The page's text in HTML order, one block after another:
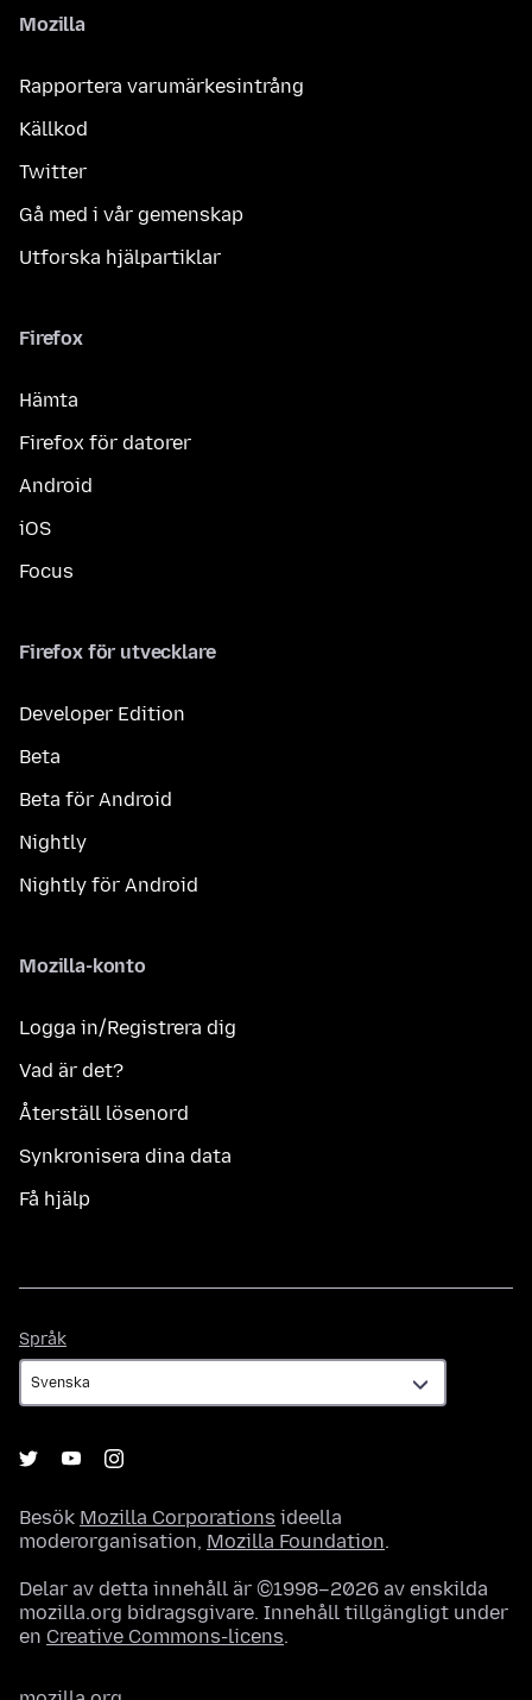
Mozilla
Rapportera varumärkesintrång
Källkod
Twitter
Gå med i vår gemenskap
Utforska hjälpartiklar
Firefox
Hämta
Firefox för datorer
Android
iOS
Focus
Firefox för utvecklare
Developer Edition
Beta
Beta för Android
Nightly
Nightly för Android
Mozilla-konto
Logga in/Registrera dig
Vad är det?
Återställ lösenord
Synkronisera dina data
Få hjälp
Språk
Besök Mozilla Corporations ideella
moderorganisation, Mozilla Foundation.
Delar av detta innehåll är ©1998–2026 av enskilda
mozilla.org bidragsgivare. Innehåll tillgängligt under
en Creative Commons-licens.